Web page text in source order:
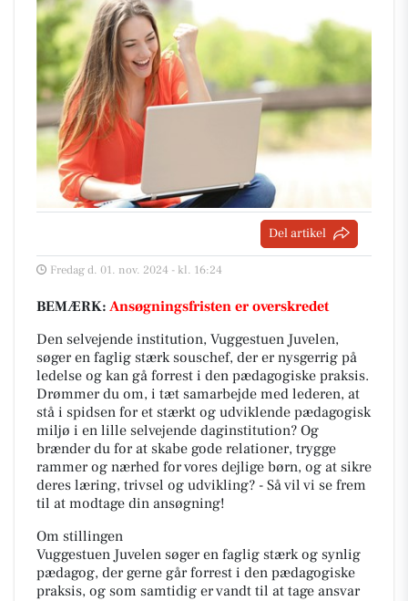
Del artikel
Fredag d. 01. nov. 2024 - kl. 16:24
BEMÆRK: Ansøgningsfristen er overskredet
Den selvejende institution, Vuggestuen Juvelen,
søger en faglig stærk souschef, der er nysgerrig på
ledelse og kan gå forrest i den pædagogiske praksis.
Drømmer du om, i tæt samarbejde med lederen, at
stå i spidsen for et stærkt og udviklende pædagogisk
miljø i en lille selvejende daginstitution? Og
brænder du for at skabe gode relationer, trygge
rammer og nærhed for vores dejlige børn, og at sikre
deres læring, trivsel og udvikling? - Så vil vi se frem
til at modtage din ansøgning!
Om stillingen
Vuggestuen Juvelen søger en faglig stærk og synlig
pædagog, der gerne går forrest i den pædagogiske
praksis, og som samtidig er vandt til at tage ansvar